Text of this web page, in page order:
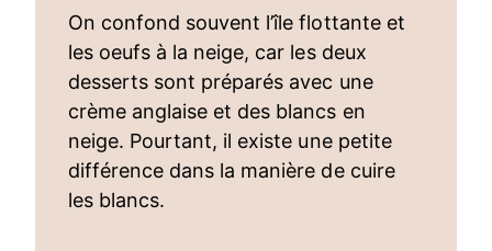
On confond souvent l’île flottante et
les oeufs à la neige, car les deux
desserts sont préparés avec une
crème anglaise et des blancs en
neige. Pourtant, il existe une petite
différence dans la manière de cuire
les blancs.